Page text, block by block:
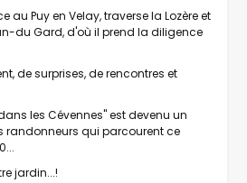
Puy en Velay, traverse la Lozère et
du Gard, d'où il prend la diligence
de surprises, de rencontres et
les Cévennes" est devenu un
randonneurs qui parcourent ce
jardin...!